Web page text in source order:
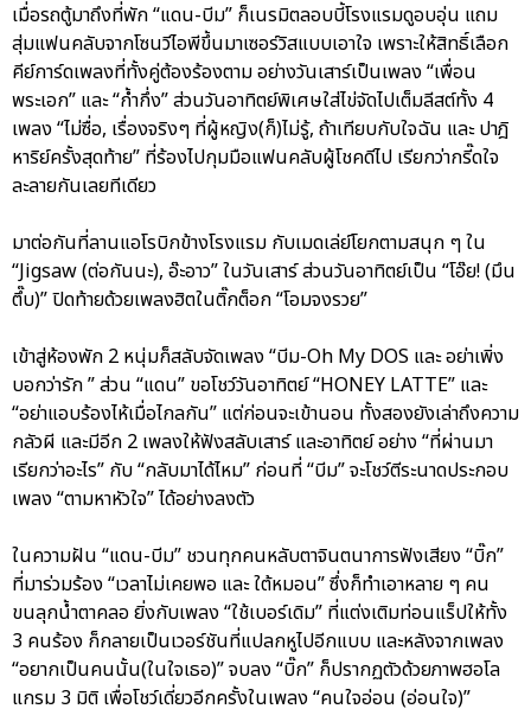
เมื่อรถตู้มาถึงที่พัก “แดน-บีม” ก็เนรมิตลอบบี้โรงแรมดูอบอุ่น แถม
สุ่มแฟนคลับจากโซนวีไอพีขึ้นมาเซอร์วิสแบบเอาใจ เพราะให้สิทธิ์เลือก
คีย์การ์ดเพลงที่ทั้งคู่ต้องร้องตาม อย่างวันเสาร์เป็นเพลง “เพื่อน
พระเอก” และ “ก้ำกึ่ง” ส่วนวันอาทิตย์พิเศษใส่ไข่จัดไปเต็มลีสต์ทั้ง 4
เพลง “ไม่ซื่อ, เรื่องจริงๆ ที่ผู้หญิง(ก็)ไม่รู้, ถ้าเทียบกับใจฉัน และ ปาฎิ
หาริย์ครั้งสุดท้าย” ที่ร้องไปกุมมือแฟนคลับผู้โชคดีไป เรียกว่ากรี๊ดใจ
ละลายกันเลยทีเดียว
มาต่อกันที่ลานแอโรบิกข้างโรงแรม กับเมดเล่ย์โยกตามสนุก ๆ ใน
“Jigsaw (ต่อกันนะ), อ๊ะอาว” ในวันเสาร์ ส่วนวันอาทิตย์เป็น “โอ๊ย! (มึน
ตึ๊บ)” ปิดท้ายด้วยเพลงฮิตในติ๊กต็อก “โอมจงรวย”
เข้าสู่ห้องพัก 2 หนุ่มก็สลับจัดเพลง “บีม-Oh My DOS และ อย่าเพิ่ง
บอกว่ารัก ” ส่วน “แดน” ขอโชว์วันอาทิตย์ “HONEY LATTE” และ
“อย่าแอบร้องไห้เมื่อไกลกัน” แต่ก่อนจะเข้านอน ทั้งสองยังเล่าถึงความ
กลัวผี และมีอีก 2 เพลงให้ฟังสลับเสาร์ และอาทิตย์ อย่าง “ที่ผ่านมา
เรียกว่าอะไร” กับ “กลับมาได้ไหม” ก่อนที่ “บีม” จะโชว์ตีระนาดประกอบ
เพลง “ตามหาหัวใจ” ได้อย่างลงตัว
ในความฝัน “แดน-บีม” ชวนทุกคนหลับตาจินตนาการฟังเสียง “บิ๊ก”
ที่มาร่วมร้อง “เวลาไม่เคยพอ และ ใต้หมอน” ซึ่งก็ทำเอาหลาย ๆ คน
ขนลุกน้ำตาคลอ ยิ่งกับเพลง “ใช้เบอร์เดิม” ที่แต่งเติมท่อนแร็ปให้ทั้ง
3 คนร้อง ก็กลายเป็นเวอร์ชันที่แปลกหูไปอีกแบบ และหลังจากเพลง
“อยากเป็นคนนั้น(ในใจเธอ)” จบลง “บิ๊ก” ก็ปรากฏตัวด้วยภาพฮอโล
แกรม 3 มิติ เพื่อโชว์เดี่ยวอีกครั้งในเพลง “คนใจอ่อน (อ่อนใจ)”